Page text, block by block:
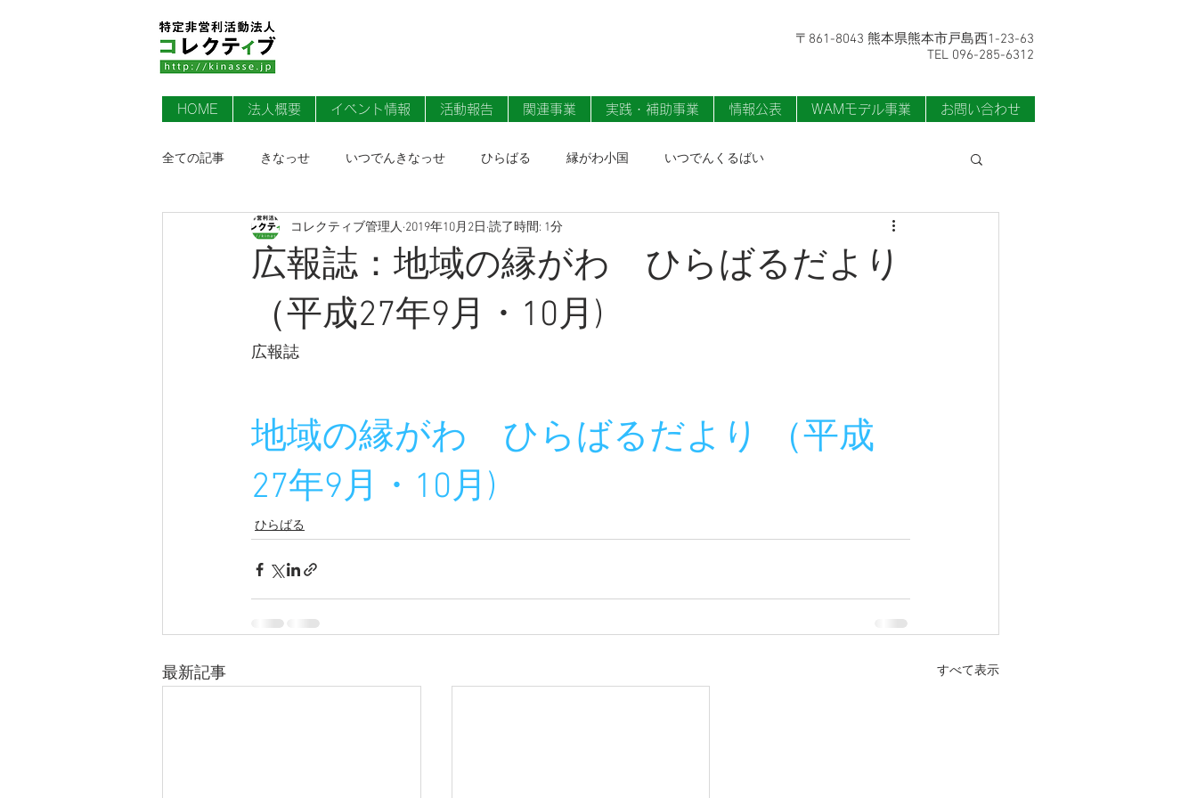
〒861-8043 熊本県熊本市戸島西1-23-63
TEL 096-285-6312
HOME 法人概要 イベント情報 活動報告 関連事業 実践・補助事業 情報公表 WAMモデル事業 お問い合わせ
全ての記事 きなっせ いつでんきなっせ ひらばる 縁がわ小国 いつでんくるばい
ライフサポート訪問看護ステーション
広報誌：地域の縁がわ ひらばるだより
（平成27年9月・10月)
コレクティブ管理人 2019年10月2日 読了時間: 1分
広報誌
地域の縁がわ　ひらばるだより （平成
27年9月・10月)
ひらばる
最新記事 すべて表示